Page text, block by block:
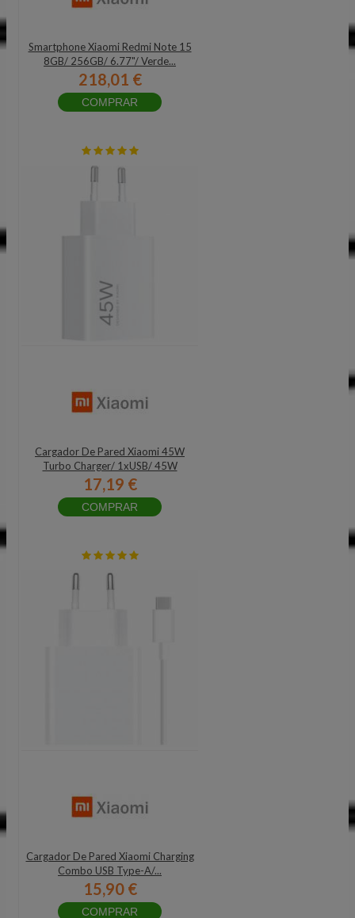
Smartphone Xiaomi Redmi Note 15
8GB/ 256GB/ 6.77"/ Verde...
218,01 €
COMPRAR
Cargador De Pared Xiaomi 45W
Turbo Charger/ 1xUSB/ 45W
17,19 €
COMPRAR
Cargador De Pared Xiaomi Charging
Combo USB Type-A/...
15,90 €
COMPRAR